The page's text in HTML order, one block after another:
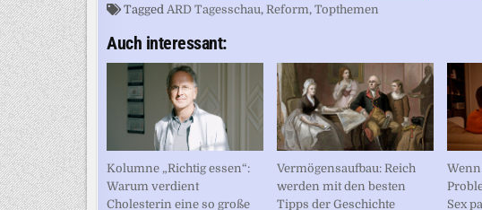
Tagged ARD Tagesschau, Reform, Topthemen
Auch interessant:
Kolumne „Richtig essen“:
Warum verdient
Cholesterin eine so große
Vermögensaufbau: Reich
werden mit den besten
Tipps der Geschichte
Wenn
Sex